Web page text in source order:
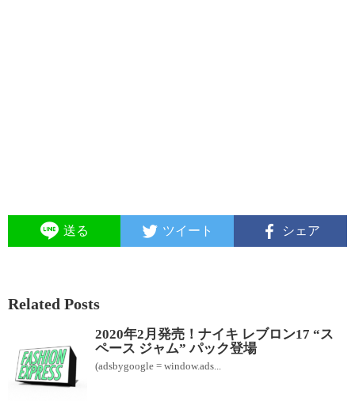
送る ツイート シェア
Related Posts
2020年2月発売！ナイキ レブロン17 “ス
ペース ジャム” パック登場
(adsbygoogle = window.ads...